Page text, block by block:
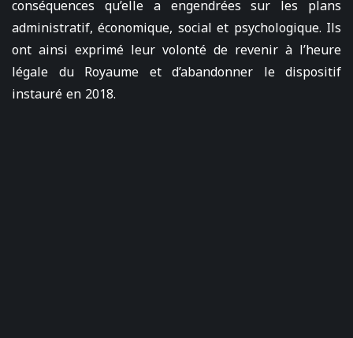
conséquences qu’elle a engendrées sur les plans
administratif, économique, social et psychologique. Ils
ont ainsi exprimé leur volonté de revenir à l’heure
légale du Royaume et d’abandonner le dispositif
instauré en 2018.